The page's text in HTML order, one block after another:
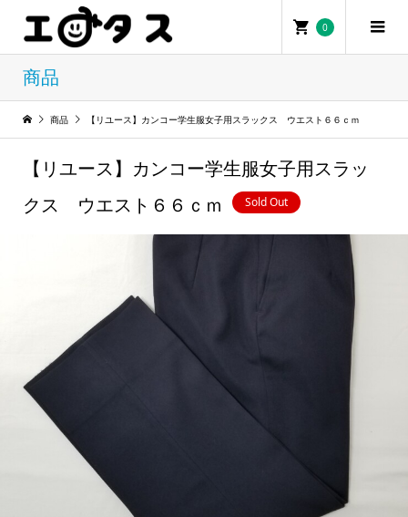
0
商品
商品 【リユース】カンコー学生服女子用スラックス ウエスト６６ｃｍ
【リユース】カンコー学生服女子用スラッ
クス ウエスト６６ｃｍ
Sold Out
0